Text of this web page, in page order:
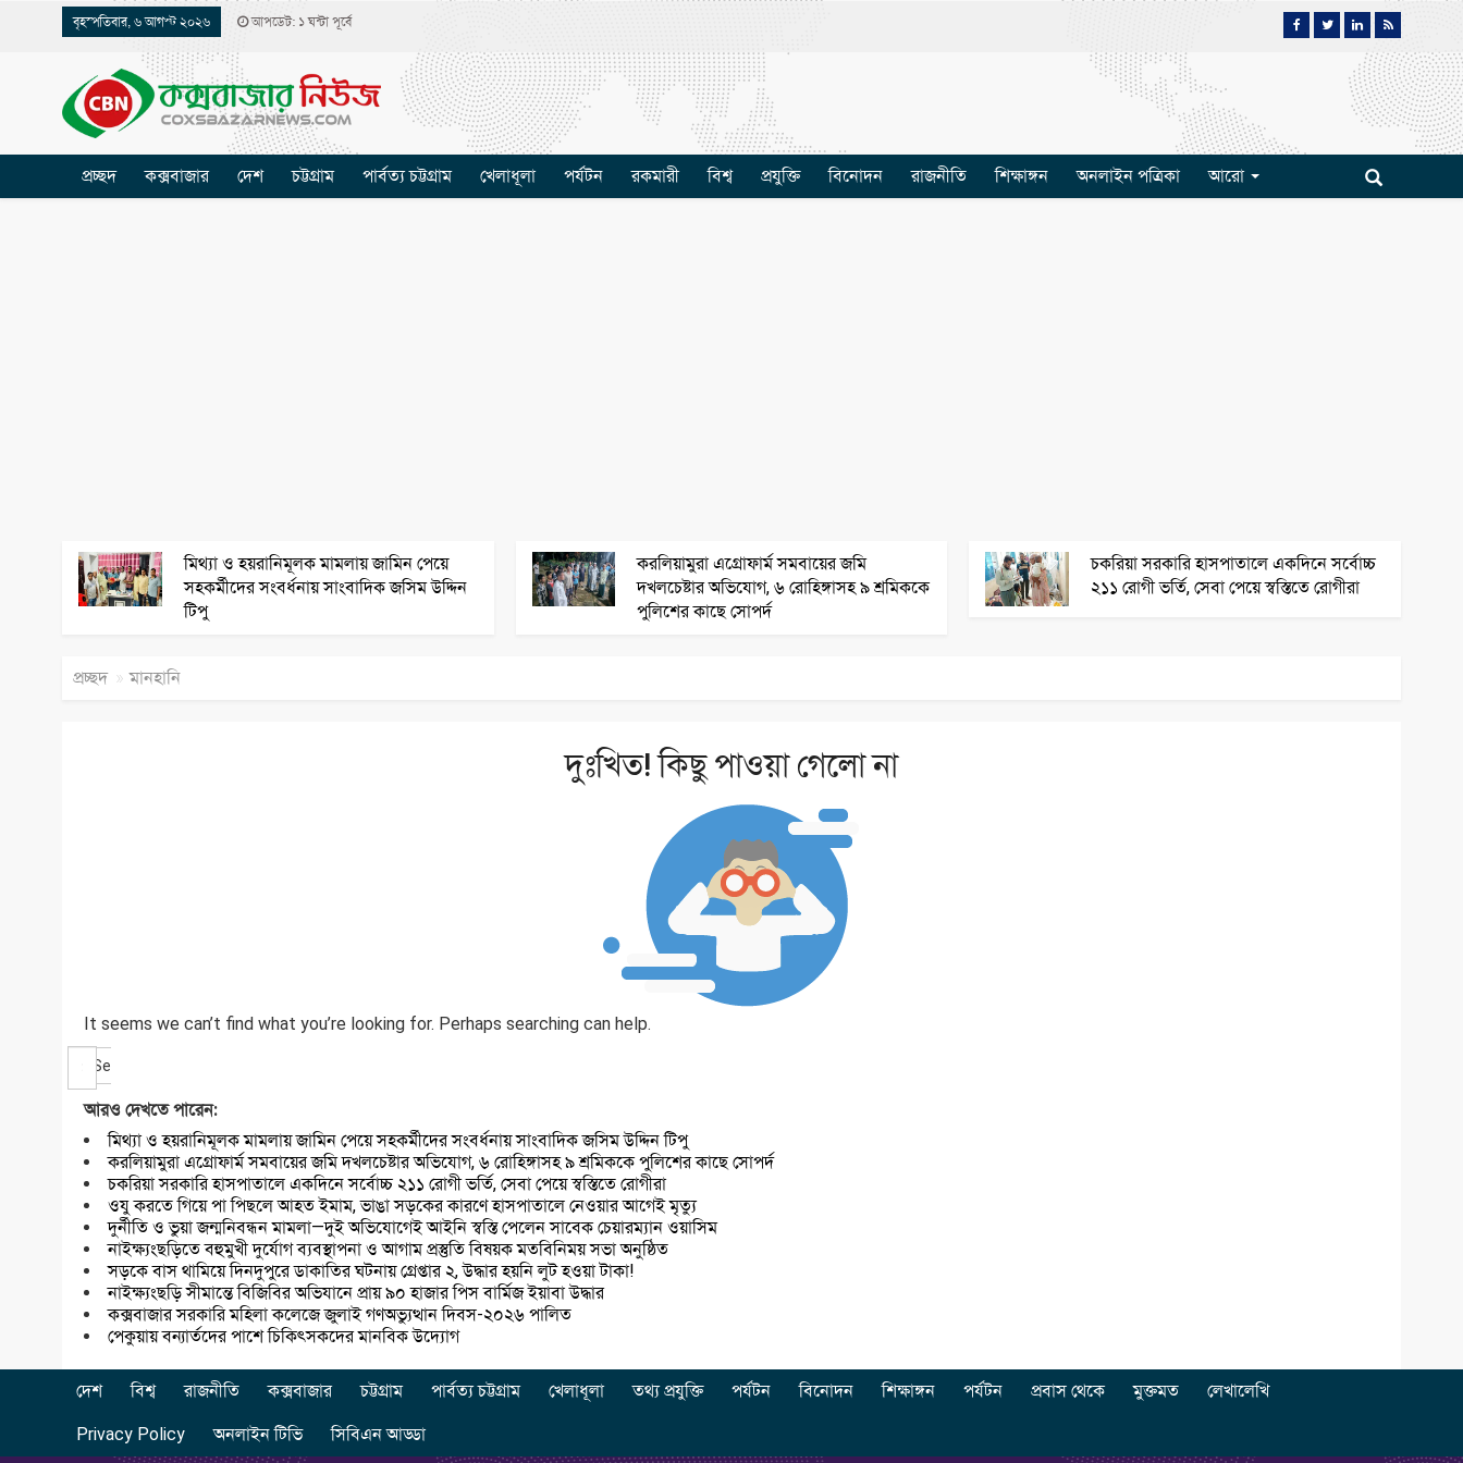
বৃহস্পতিবার, ৬ আগস্ট ২০২৬ আপডেট: ১ ঘন্টা পূর্বে
প্রচ্ছদ কক্সবাজার দেশ চট্টগ্রাম পার্বত্য চট্টগ্রাম খেলাধূলা পর্যটন রকমারী বিশ্ব প্রযুক্তি বিনোদন রাজনীতি শিক্ষাঙ্গন অনলাইন পত্রিকা আরো
মিথ্যা ও হয়রানিমূলক মামলায় জামিন পেয়ে
সহকর্মীদের সংবর্ধনায় সাংবাদিক জসিম উদ্দিন
টিপু
করলিয়ামুরা এগ্রোফার্ম সমবায়ের জমি
দখলচেষ্টার অভিযোগ, ৬ রোহিঙ্গাসহ ৯ শ্রমিককে
পুলিশের কাছে সোপর্দ
চকরিয়া সরকারি হাসপাতালে একদিনে সর্বোচ্চ
২১১ রোগী ভর্তি, সেবা পেয়ে স্বস্তিতে রোগীরা
প্রচ্ছদ » মানহানি
দুঃখিত! কিছু পাওয়া গেলো না
It seems we can’t find what you’re looking for. Perhaps searching can help.
Search
আরও দেখতে পারেন:
মিথ্যা ও হয়রানিমূলক মামলায় জামিন পেয়ে সহকর্মীদের সংবর্ধনায় সাংবাদিক জসিম উদ্দিন টিপু
করলিয়ামুরা এগ্রোফার্ম সমবায়ের জমি দখলচেষ্টার অভিযোগ, ৬ রোহিঙ্গাসহ ৯ শ্রমিককে পুলিশের কাছে সোপর্দ
চকরিয়া সরকারি হাসপাতালে একদিনে সর্বোচ্চ ২১১ রোগী ভর্তি, সেবা পেয়ে স্বস্তিতে রোগীরা
ওযু করতে গিয়ে পা পিছলে আহত ইমাম, ভাঙা সড়কের কারণে হাসপাতালে নেওয়ার আগেই মৃত্যু
দুর্নীতি ও ভুয়া জন্মনিবন্ধন মামলা—দুই অভিযোগেই আইনি স্বস্তি পেলেন সাবেক চেয়ারম্যান ওয়াসিম
নাইক্ষ্যংছড়িতে বহুমুখী দুর্যোগ ব্যবস্থাপনা ও আগাম প্রস্তুতি বিষয়ক মতবিনিময় সভা অনুষ্ঠিত
সড়কে বাস থামিয়ে দিনদুপুরে ডাকাতির ঘটনায় গ্রেপ্তার ২, উদ্ধার হয়নি লুট হওয়া টাকা!
নাইক্ষ্যংছড়ি সীমান্তে বিজিবির অভিযানে প্রায় ৯০ হাজার পিস বার্মিজ ইয়াবা উদ্ধার
কক্সবাজার সরকারি মহিলা কলেজে জুলাই গণঅভ্যুত্থান দিবস-২০২৬ পালিত
পেকুয়ায় বন্যার্তদের পাশে চিকিৎসকদের মানবিক উদ্যোগ
দেশ বিশ্ব রাজনীতি কক্সবাজার চট্টগ্রাম পার্বত্য চট্টগ্রাম খেলাধূলা তথ্য প্রযুক্তি পর্যটন বিনোদন শিক্ষাঙ্গন পর্যটন প্রবাস থেকে মুক্তমত লেখালেখি
Privacy Policy অনলাইন টিভি সিবিএন আড্ডা